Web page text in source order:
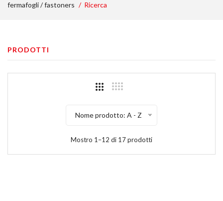
fermafogli / fastoners
Ricerca
PRODOTTI
Nome prodotto: A - Z
Mostro 1–12 di 17 prodotti